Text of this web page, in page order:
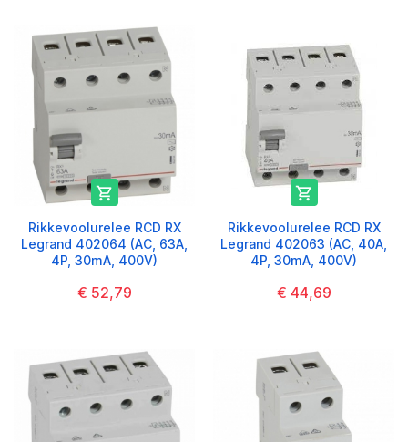

Rikkevoolurelee RCD RX
Legrand 402064 (AC, 63A,
4P, 30mA, 400V)
€ 52,79

Rikkevoolurelee RCD RX
Legrand 402063 (AC, 40A,
4P, 30mA, 400V)
€ 44,69